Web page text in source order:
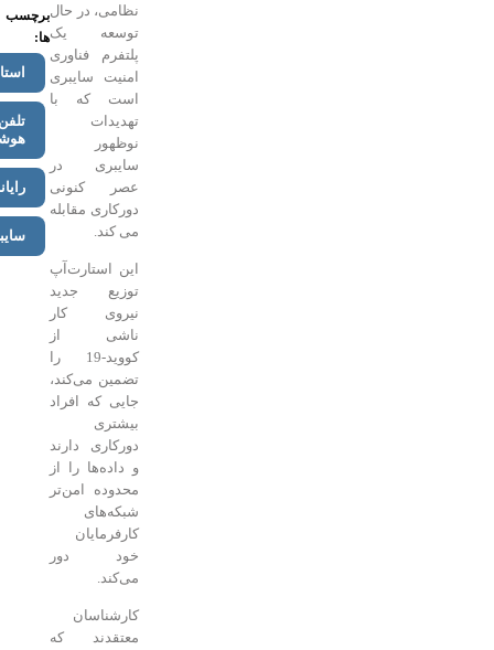
نظامی، در حال
توسعه یک
پلتفرم فناوری
امنیت سایبری
است که با
سایبری در
عصر کنونی
دورکاری مقابله
این استارت‌آپ
توزیع جدید
نیروی کار
ناشی از
کووید-19 را
تضمین می‌کند،
جایی که افراد
دورکاری دارند
و داده‌ها را از
محدوده امن‌تر
شبکه‌های
کارفرمایان
خود دور
کارشناسان
معتقدند که
برچسب
استارتاپ
هوشمند
رایانه